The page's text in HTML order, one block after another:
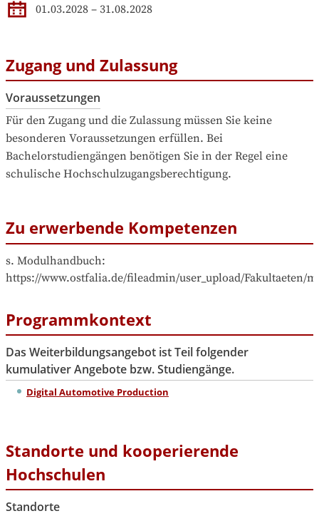
01.03.2028 – 31.08.2028
Zugang und Zulassung
Voraussetzungen
Für den Zugang und die Zulassung müssen Sie keine
besonderen Voraussetzungen erfüllen. Bei
Bachelorstudiengängen benötigen Sie in der Regel eine
schulische Hochschulzugangsberechtigung.
Zu erwerbende Kompetenzen
s. Modulhandbuch:
https://www.ostfalia.de/fileadmin/user_upload/Fakultaeten/
Programmkontext
Das Weiterbildungsangebot ist Teil folgender
kumulativer Angebote bzw. Studiengänge.
Digital Automotive Production
Standorte und kooperierende
Hochschulen
Standorte